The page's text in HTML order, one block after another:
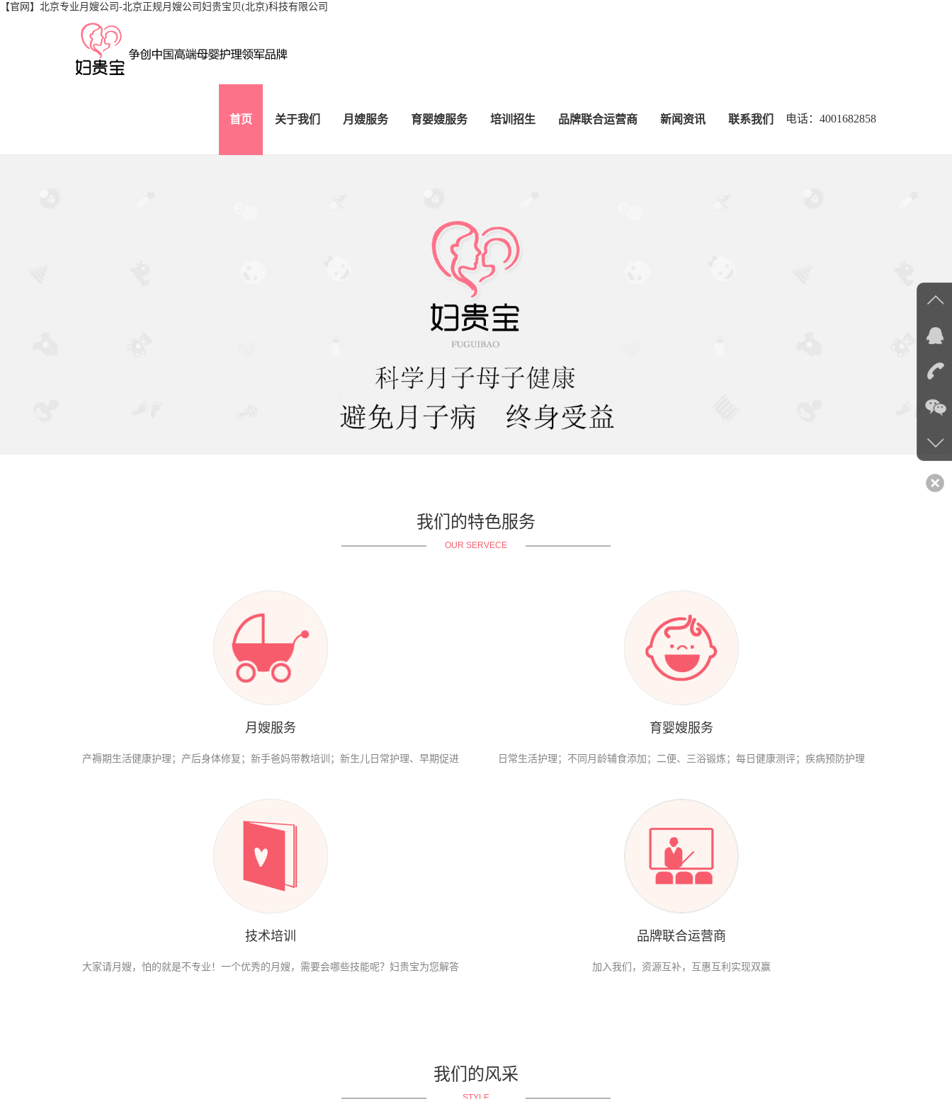
【官网】北京专业月嫂公司-北京正规月嫂公司妇贵宝贝(北京)科技有限公司
首页 关于我们 月嫂服务 育婴嫂服务 培训招生 品牌联合运营商 新闻资讯 联系我们 电话：4001682858
我们的特色服务
OUR SERVECE
月嫂服务
产褥期生活健康护理；产后身体修复；新手爸妈带教培训；新生儿日常护理、早期促进
育婴嫂服务
日常生活护理；不同月龄辅食添加；二便、三浴锻炼；每日健康测评；疾病预防护理
技术培训
大家请月嫂，怕的就是不专业！一个优秀的月嫂，需要会哪些技能呢？妇贵宝为您解答
品牌联合运营商
加入我们，资源互补，互惠互利实现双赢
我们的风采